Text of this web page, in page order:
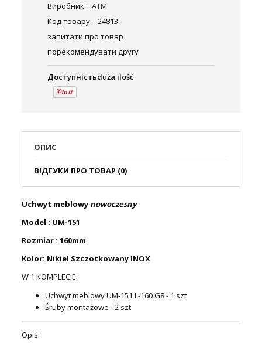
Виробник:
ATM
Код товару:
24813
запитати про товар
порекомендувати другу
Доступність:duża ilość
ОПИС
ВІДГУКИ ПРО ТОВАР (0)
Uchwyt meblowy nowoczesny
Model : UM-151
Rozmiar : 160mm
Kolor: Nikiel Szczotkowany INOX
W 1 KOMPLECIE:
Uchwyt meblowy UM-151 L-160 G8 - 1 szt
Śruby montażowe - 2 szt
Opis: